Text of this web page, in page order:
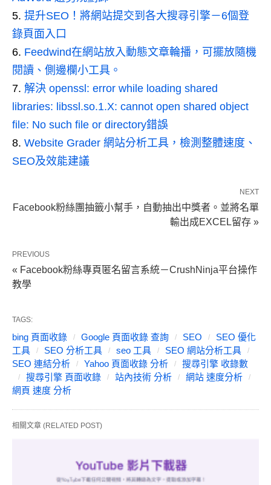
提升SEO！將網站提交到各大搜尋引擎－6個登
錄頁面入口
Feedwind在網站放入動態文章輪播，可擺放隨機
閱讀、側邊欄小工具。
解決 openssl: error while loading shared
libraries: libssl.so.1.X: cannot open shared object
file: No such file or directory錯誤
Website Grader 網站分析工具，檢測整體速度、
SEO及效能建議
NEXT
Facebook粉絲團抽籤小幫手，自動抽出中獎者。並將名單
輸出成EXCEL留存 »
PREVIOUS
« Facebook粉絲專頁匿名留言系統－CrushNinja平台操作
教學
TAGS:
bing 頁面收錄 Google 頁面收錄 查詢 SEO
SEO 優化
工具
SEO 分析工具 seo 工具
SEO 網站分析工具
SEO 連結分析
Yahoo 頁面收錄 分析
搜尋引擎 收錄數
搜尋引擎 頁面收錄
站內技術 分析
網站 速度分析
網頁 速度 分析
相關文章 (RELATED POST)